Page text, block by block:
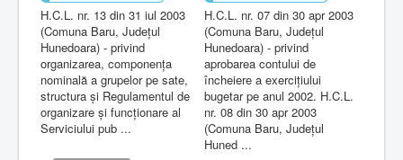
H.C.L. nr. 13 din 31 iul 2003
(Comuna Baru, Judeţul
Hunedoara) - privind
organizarea, componenţa
nominală a grupelor pe sate,
structura şi Regulamentul de
organizare şi funcţionare al
Serviciului pub ...
H.C.L. nr. 07 din 30 apr 2003
(Comuna Baru, Judeţul
Hunedoara) - privind
aprobarea contului de
încheiere a exerciţiului
bugetar pe anul 2002. H.C.L.
nr. 08 din 30 apr 2003
(Comuna Baru, Judeţul
Huned ...